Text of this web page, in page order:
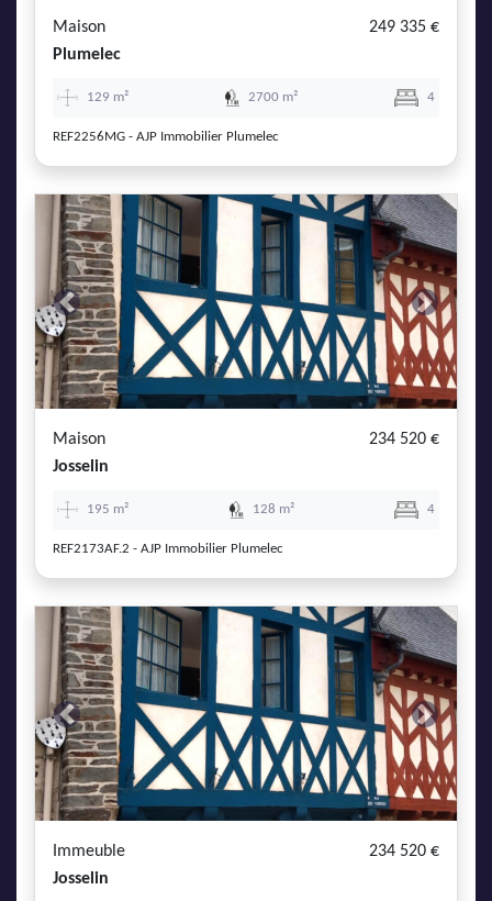
Maison
249 335 €
Plumelec
129 m² 2700 m² 4
REF2256MG - AJP Immobilier Plumelec
Previous Next
Maison
234 520 €
Josselin
195 m² 128 m² 4
REF2173AF.2 - AJP Immobilier Plumelec
Previous Next
Immeuble
234 520 €
Josselin